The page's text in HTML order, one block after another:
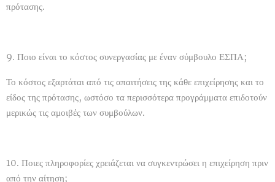
πρότασης.
9. Ποιο είναι το κόστος συνεργασίας με έναν σύμβουλο ΕΣΠΑ;
Το κόστος εξαρτάται από τις απαιτήσεις της κάθε επιχείρησης και το
είδος της πρότασης, ωστόσο τα περισσότερα προγράμματα επιδοτούν
μερικώς τις αμοιβές των συμβούλων.
10. Ποιες πληροφορίες χρειάζεται να συγκεντρώσει η επιχείρηση πριν
από την αίτηση;